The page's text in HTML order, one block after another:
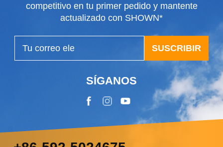
competitivo en tu primer pedido y mantente
actualizado con SHOWN*
SUSCRIBIR
SÍGANOS